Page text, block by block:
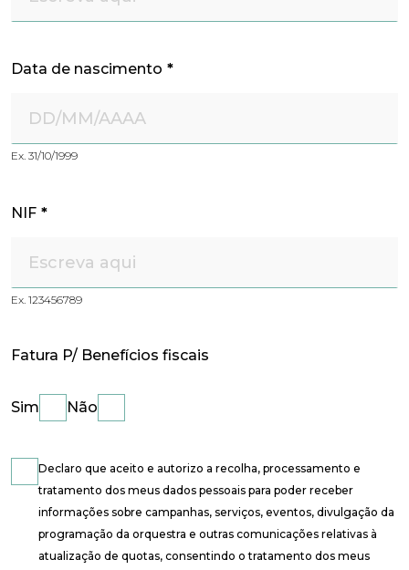
Data de nascimento *
Ex. 31/10/1999
NIF *
Ex. 123456789
Fatura P/ Benefícios fiscais
Sim Não
Declaro que aceito e autorizo a recolha, processamento e
tratamento dos meus dados pessoais para poder receber
informações sobre campanhas, serviços, eventos, divulgação da
programação da orquestra e outras comunicações relativas à
atualização de quotas, consentindo o tratamento dos meus